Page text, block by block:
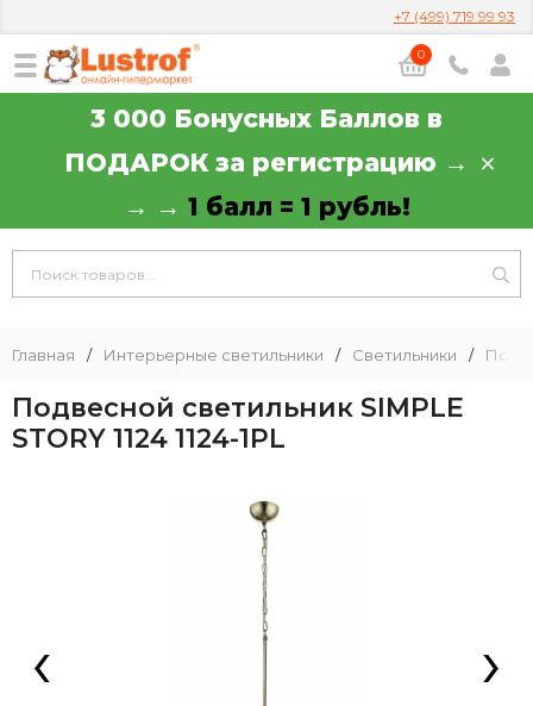
+7 (499) 719 99 93
0
3 000 Бонусных Баллов в
ПОДАРОК за регистрацию →
→ → 1 балл = 1 рубль!
Главная / Интерьерные светильники / Светильники /
Подвесной светильник SIMPLE
STORY 1124 1124-1PL
‹ ›